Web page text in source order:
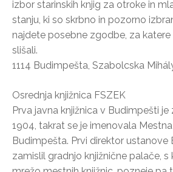
izbor starinskih knjig za otroke in
stanju, ki so skrbno in pozorno
najdete posebne zgodbe, za
slišali.
1114 Budimpešta, Szabolcska
Osrednja knjižnica FSZEK
Prva javna knjižnica v Budimpešti
1904, takrat se je imenovala
Budimpešta. Prvi direktor ustanove
zamislil gradnjo knjižnične palače, s